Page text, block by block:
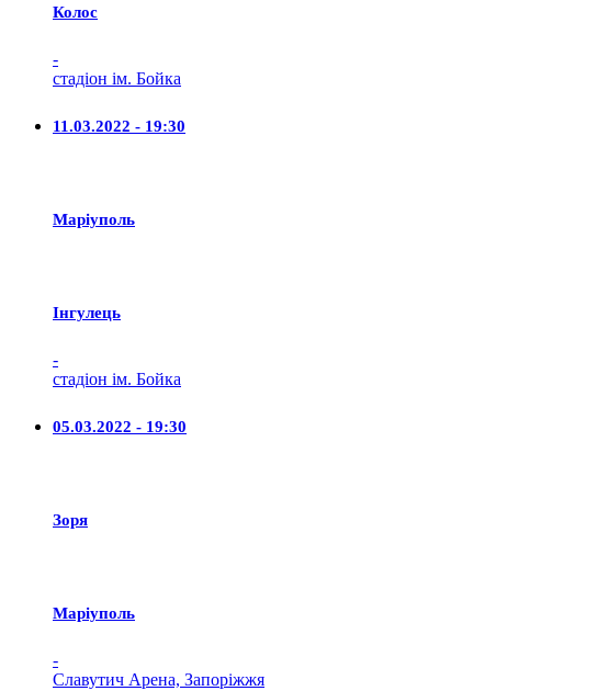
Колос
-
стадіон ім. Бойка
11.03.2022 - 19:30
Маріуполь
Iнгулець
-
стадіон ім. Бойка
05.03.2022 - 19:30
Зоря
Маріуполь
-
Славутич Арена, Запоріжжя